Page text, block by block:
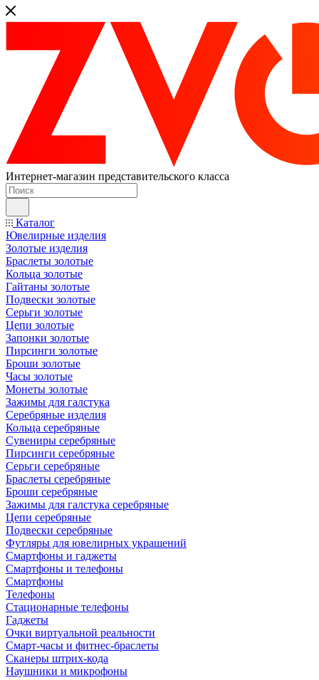
Интернет-магазин представительского класса
Каталог
Ювелирные изделия
Золотые изделия
Браслеты золотые
Кольца золотые
Гайтаны золотые
Подвески золотые
Серьги золотые
Цепи золотые
Запонки золотые
Пирсинги золотые
Броши золотые
Часы золотые
Монеты золотые
Зажимы для галстука
Серебряные изделия
Кольца серебряные
Сувениры серебряные
Пирсинги серебряные
Серьги серебряные
Браслеты серебряные
Броши серебряные
Зажимы для галстука серебряные
Цепи серебряные
Подвески серебряные
Футляры для ювелирных украшений
Смартфоны и гаджеты
Смартфоны и телефоны
Смартфоны
Телефоны
Стационарные телефоны
Гаджеты
Очки виртуальной реальности
Смарт-часы и фитнес-браслеты
Сканеры штрих-кода
Наушники и микрофоны